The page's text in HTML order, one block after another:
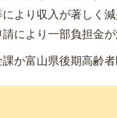
より収入が著しく
により一部負担金
か富山県後期高齢